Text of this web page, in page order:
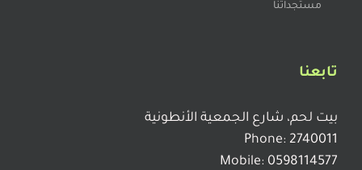
الدنيا “حوابس” بس هذا زمان الحكي
مستجداتنا
تابعنا
بيت لحم، شارع الجمعية الأنطونية
Phone: 2740011
Mobile: 0598114577